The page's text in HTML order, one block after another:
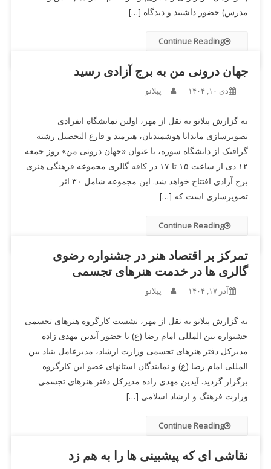
مدرس) حضور داشتند و دیدگاه […]
Continue Reading
جهان درونی من به برج آزادی رسید
دی ۱۰, ۱۴۰۴ پیلانو
به گزارش پیلانو به نقل از مهر، اولین نمایشگاه انفرادی
تصویرسازی ماندانا هوشمندیان، هنرمند و فارغ التحصیل رشته
گرافیک از دانشگاه سوره، با عنوان «جهان درونی من» روز جمعه
۱۲ دی از ساعت ۱۵ تا ۱۷ در کافه گالری مجموعه فرهنگی هنری
برج آزادی افتتاح خواهد شد. این مجموعه شامل ۳۰ اثر
تصویرسازی است که […]
Continue Reading
تمرکز بر اقتصاد هنر در جشنواره رضوی
گالری ها در خدمت هنرهای تجسمی
آذر ۱۷, ۱۴۰۴ پیلانو
به گزارش پیلانو به نقل از مهر، نشست کارگروه هنرهای تجسمی
جشنواره بین المللی امام رضا (ع) با حضور آیدین مهدی زاده
مدیرکل دفتر هنرهای تجسمی وزارت ارشاد، مدیرعامل بنیاد بین
المللی امام رضا (ع) و نمایندگان استانهای عضو این کارگروه
برگزار گردید. آیدین مهدی زاده مدیرکل دفتر هنرهای تجسمی
وزارت فرهنگ و ارشاد اسلامی […]
Continue Reading
نقاشی ای که پیشبینی ها را به هم زد